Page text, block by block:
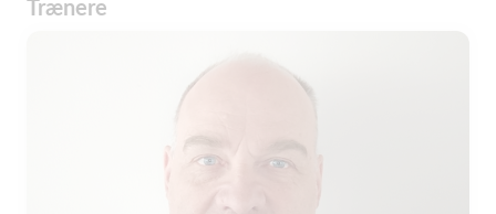
Trænere